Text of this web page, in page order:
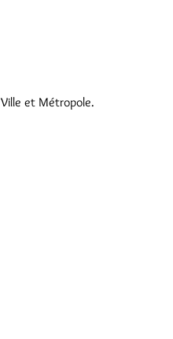
et Métropole.